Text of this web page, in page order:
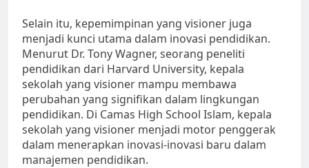
Selain itu, kepemimpinan yang visioner juga
menjadi kunci utama dalam inovasi pendidikan.
Menurut Dr. Tony Wagner, seorang peneliti
pendidikan dari Harvard University, kepala
sekolah yang visioner mampu membawa
perubahan yang signifikan dalam lingkungan
pendidikan. Di Camas High School Islam, kepala
sekolah yang visioner menjadi motor penggerak
dalam menerapkan inovasi-inovasi baru dalam
manajemen pendidikan.